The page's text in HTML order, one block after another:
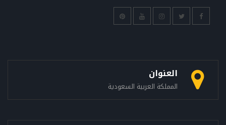
العنوان
المملكة العربية السعودية